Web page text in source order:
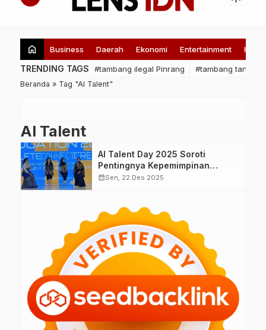
home Business Daerah Ekonomi Entertainment
TRENDING TAGS #tambang ilegal Pinrang #tambang tanpa
Beranda » Tag "AI Talent"
AI Talent
AI Talent Day 2025 Soroti
Pentingnya Kepemimpinan
Perempuan dalam Transformasi
calendar_monthSen, 22 Des 2025